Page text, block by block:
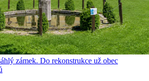
zámek. Do rekonstrukce už obec